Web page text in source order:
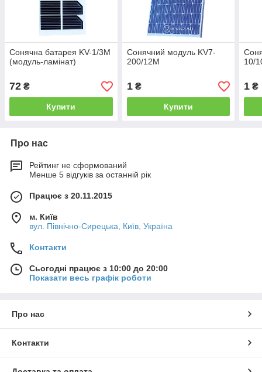
Сонячна батарея KV-1/3M
(модуль-ламінат)
72 ₴
Купити
Сонячний модуль KV7-
200/12М
1₴
Купити
10/
1 ₴
Про нас
Рейтинг не сформований
Менше 5 відгуків за останній рік
Працює з 20.11.2015
м. Київ
вул. Північно-Сирецька, Київ, Україна
Контакти
Сьогодні працює з 10:00 до 20:00
Показати весь графік роботи
Про нас
Контакти